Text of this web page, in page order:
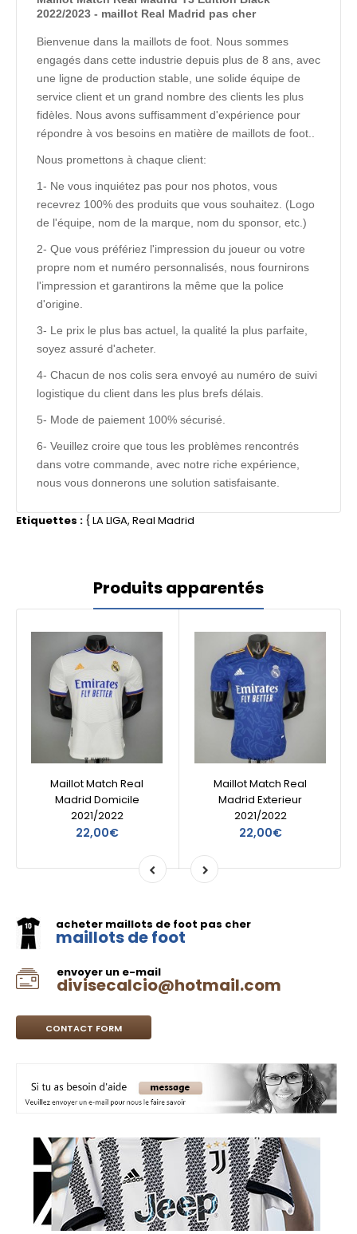
2022/2023 - maillot Real Madrid pas cher
Bienvenue dans la maillots de foot. Nous sommes
engagés dans cette industrie depuis plus de 8 ans, avec
une ligne de production stable, une solide équipe de
service client et un grand nombre des clients les plus
fidèles. Nous avons suffisamment d'expérience pour
répondre à vos besoins en matière de maillots de foot..
Nous promettons à chaque client:
1- Ne vous inquiétez pas pour nos photos, vous
recevrez 100% des produits que vous souhaitez. (Logo
de l'équipe, nom de la marque, nom du sponsor, etc.)
2- Que vous préfériez l'impression du joueur ou votre
propre nom et numéro personnalisés, nous fournirons
l'impression et garantirons la même que la police
d'origine.
3- Le prix le plus bas actuel, la qualité la plus parfaite,
soyez assuré d'acheter.
4- Chacun de nos colis sera envoyé au numéro de suivi
logistique du client dans les plus brefs délais.
5- Mode de paiement 100% sécurisé.
6- Veuillez croire que tous les problèmes rencontrés
dans votre commande, avec notre riche expérience,
nous vous donnerons une solution satisfaisante.
Etiquettes : {LA LIGA, Real Madrid
Produits apparentés
Maillot Match Real
Madrid Domicile
2021/2022
22,00€
Maillot Match Real
Madrid Exterieur
2021/2022
22,00€
acheter maillots de foot pas cher
maillots de foot
envoyer un e-mail
divisecalcio@hotmail.com
CONTACT FORM